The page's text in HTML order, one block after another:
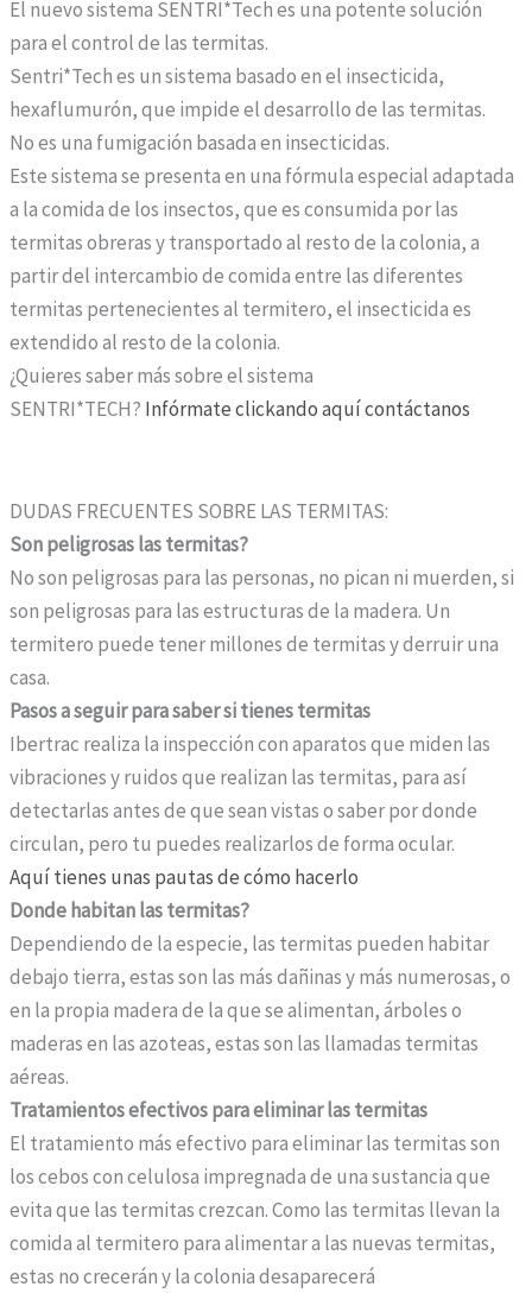
El nuevo sistema SENTRI*Tech es una potente solución
para el control de las termitas.
Sentri*Tech es un sistema basado en el insecticida,
hexaflumurón, que impide el desarrollo de las termitas.
No es una fumigación basada en insecticidas.
Este sistema se presenta en una fórmula especial adaptada
a la comida de los insectos, que es consumida por las
termitas obreras y transportado al resto de la colonia, a
partir del intercambio de comida entre las diferentes
termitas pertenecientes al termitero, el insecticida es
extendido al resto de la colonia.
¿Quieres saber más sobre el sistema
SENTRI*TECH? Infórmate clickando aquí contáctanos
DUDAS FRECUENTES SOBRE LAS TERMITAS:
Son peligrosas las termitas?
No son peligrosas para las personas, no pican ni muerden, si
son peligrosas para las estructuras de la madera. Un
termitero puede tener millones de termitas y derruir una
casa.
Pasos a seguir para saber si tienes termitas
Ibertrac realiza la inspección con aparatos que miden las
vibraciones y ruidos que realizan las termitas, para así
detectarlas antes de que sean vistas o saber por donde
circulan, pero tu puedes realizarlos de forma ocular.
Aquí tienes unas pautas de cómo hacerlo
Donde habitan las termitas?
Dependiendo de la especie, las termitas pueden habitar
debajo tierra, estas son las más dañinas y más numerosas, o
en la propia madera de la que se alimentan, árboles o
maderas en las azoteas, estas son las llamadas termitas
aéreas.
Tratamientos efectivos para eliminar las termitas
El tratamiento más efectivo para eliminar las termitas son
los cebos con celulosa impregnada de una sustancia que
evita que las termitas crezcan. Como las termitas llevan la
comida al termitero para alimentar a las nuevas termitas,
estas no crecerán y la colonia desaparecerá